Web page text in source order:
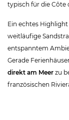
typisch für die Côte
Ein echtes
weitläufige
entspanntem
Gerade
direkt am Meer zu
französischen